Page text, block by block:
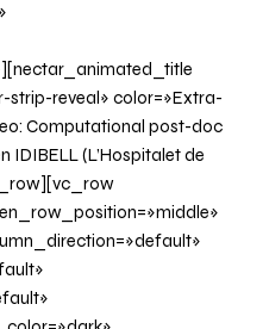
strip-reveal» color=»Extra-
Computational post-doc
IDIBELL (L’Hospitalet de